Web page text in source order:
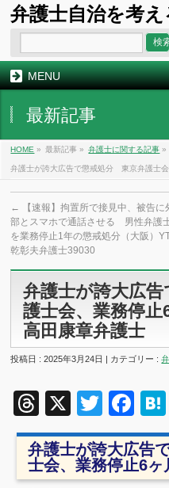
弁護士自治を考
MENU
最新記事
HOME » 最新記事 » 弁護士に関する記事 »
弁護士が誇大広告で懲戒処分 東京弁護士
←
【速報】拘置所で接見中、被告に
部とスマホで通話させる 男性弁護
を業務停止1年の懲戒処分（大阪）
乾彰夫弁護士39030
弁護士が誇大広
護士会、業務停
高田康章弁護士
投稿日 : 2025年3月24日 | カテゴリー :
Threads
X
弁護士が誇大広告
士会、業務停止6ヶ